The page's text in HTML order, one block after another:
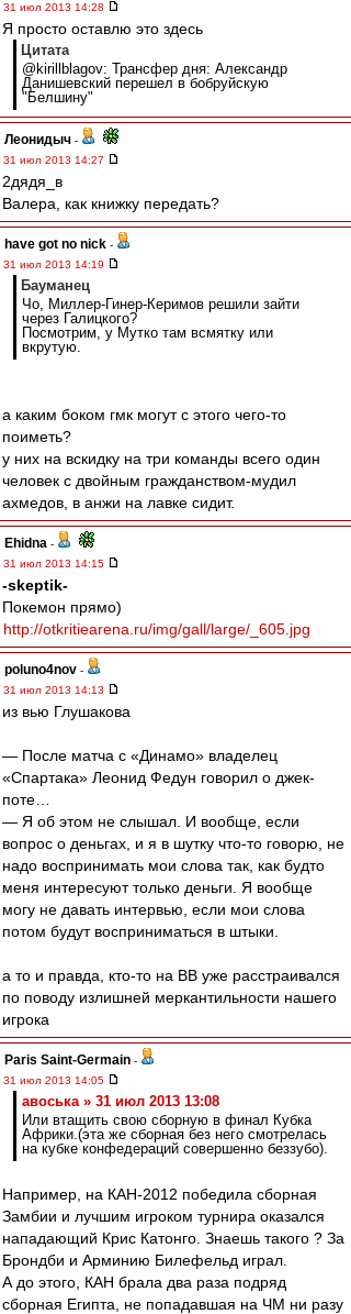
31 июл 2013 14:28
Я просто оставлю это здесь
Цитата
@kirillblagov: Трансфер дня: Александр
Данишевский перешел в бобруйскую
"Белшину"
Леонидыч -
31 июл 2013 14:27
2дядя_в
Валера, как книжку передать?
have got no nick -
31 июл 2013 14:19
Бауманец
Чо, Миллер-Гинер-Керимов решили зайти
через Галицкого?
Посмотрим, у Мутко там всмятку или
вкрутую.
а каким боком гмк могут с этого чего-то
поиметь?
у них на вскидку на три команды всего один
человек с двойным гражданством-мудил
ахмедов, в анжи на лавке сидит.
Ehidna -
31 июл 2013 14:15
-skeptik-
Покемон прямо)
http://otkritiearena.ru/img/gall/large/_605.jpg
poluno4nov -
31 июл 2013 14:13
из вью Глушакова
— После матча с «Динамо» владелец
«Спартака» Леонид Федун говорил о джек-
поте…
— Я об этом не слышал. И вообще, если
вопрос о деньгах, и я в шутку что-то говорю, не
надо воспринимать мои слова так, как будто
меня интересуют только деньги. Я вообще
могу не давать интервью, если мои слова
потом будут восприниматься в штыки.
а то и правда, кто-то на ВВ уже расстраивался
по поводу излишней меркантильности нашего
игрока
Paris Saint-Germain -
31 июл 2013 14:05
авоська » 31 июл 2013 13:08
Или втащить свою сборную в финал Кубка
Африки.(эта же сборная без него смотрелась
на кубке конфедераций совершенно беззубо).
Например, на КАН-2012 победила сборная
Замбии и лучшим игроком турнира оказался
нападающий Крис Катонго. Знаешь такого ? За
Брондби и Арминию Билефельд играл.
А до этого, КАН брала два раза подряд
сборная Египта, не попадавшая на ЧМ ни разу